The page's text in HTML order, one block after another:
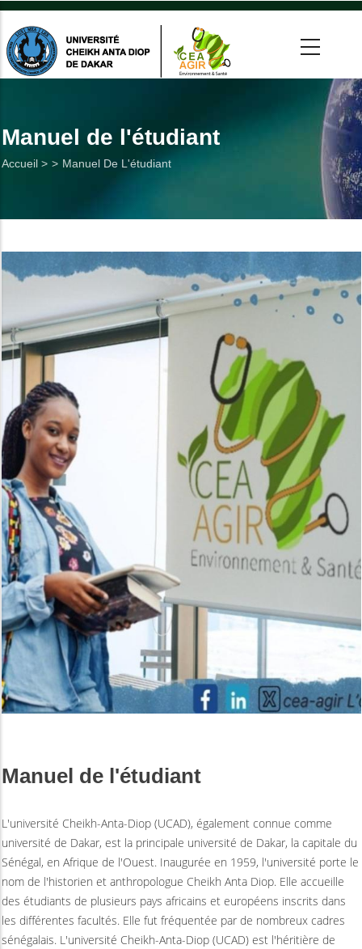
Aller
contenu
principal
Manuel de l'étudiant
Fil
Accueil > Manuel De L'étudiant
Manuel de l'étudiant
L'université Cheikh-Anta-Diop (UCAD), également connue comme
université de Dakar, est la principale université de Dakar, la capitale du
Sénégal, en Afrique de l'Ouest. Inaugurée en 1959, l'université porte le
nom de l'historien et anthropologue Cheikh Anta Diop. Elle accueille
des étudiants de plusieurs pays africains et européens inscrits dans
les différentes facultés. Elle fut fréquentée par de nombreux cadres
sénégalais. L'université Cheikh-Anta-Diop (UCAD) est l'héritière de